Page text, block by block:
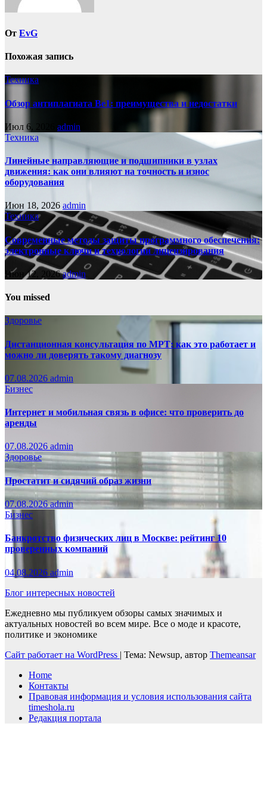
От EvG
Похожая запись
Техника
Обзор антиплагиата Be1: преимущества и недостатки
Июл 6, 2026 admin
Техника
Линейные направляющие и подшипники в узлах
движения: как они влияют на точность и износ
оборудования
Июн 18, 2026 admin
Техника
Современные методы защиты программного обеспечения:
электронные ключи и технологии лицензирования
Июн 12, 2026admin
You missed
Здоровье
Дистанционная консультация по МРТ: как это работает и
можно ли доверять такому диагнозу
07.08.2026 admin
Бизнес
Интернет и мобильная связь в офисе: что проверить до
аренды
07.08.2026 admin
Здоровье
Простатит и сидячий образ жизни
07.08.2026admin
Бизнес
Банкротство физических лиц в Москве: рейтинг 10
проверенных компаний
04.08.2026 admin
Блог интересных новостей
Ежедневно мы публикуем обзоры самых значимых и
актуальных новостей во всем мире. Все о моде и красоте,
политике и экономике
Сайт работает на WordPress | Тема: Newsup, автор Themeansar
Home
Контакты
Правовая информация и условия использования сайта
timeshola.ru
Редакция портала